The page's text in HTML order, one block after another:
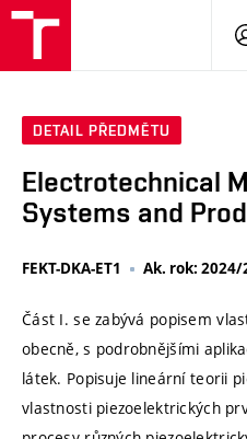
DETAIL PŘEDMĚTU
Electrotechnical
Systems and
FEKT-DKA-ET1 Ak. rok: 2024/
Část I. se zabývá popisem
obecně, s podrobnějšími
látek. Popisuje lineární teorii
vlastnosti piezoelektrických